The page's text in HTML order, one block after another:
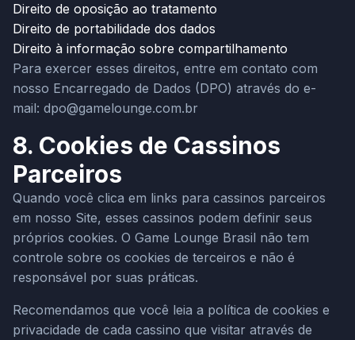
Direito de oposição ao tratamento
Direito de portabilidade dos dados
Direito à informação sobre compartilhamento
Para exercer esses direitos, entre em contato com
nosso Encarregado de Dados (DPO) através do e-
mail: dpo@gamelounge.com.br
8. Cookies de Cassinos
Parceiros
Quando você clica em links para cassinos parceiros
em nosso Site, esses cassinos podem definir seus
próprios cookies. O Game Lounge Brasil não tem
controle sobre os cookies de terceiros e não é
responsável por suas práticas.
Recomendamos que você leia a política de cookies e
privacidade de cada cassino que visitar através de